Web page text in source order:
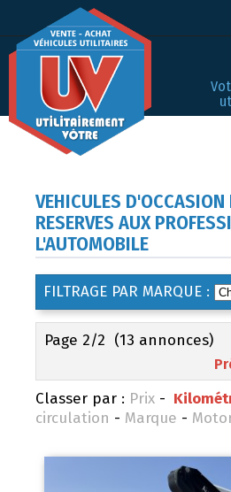
VEHICULES D'OCCASION
RESERVES AUX
L'AUTOMOBILE
FILTRAGE PAR MARQUE :
Page 2/2 (13 annonces)
Classer par : Prix -
circulation - Marque -